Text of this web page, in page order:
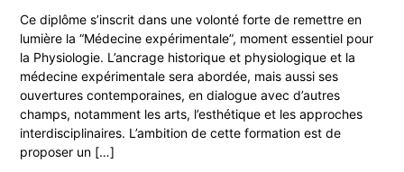
Ce diplôme s’inscrit dans une volonté forte de remettre en
lumière la “Médecine expérimentale”, moment essentiel pour
la Physiologie. L’ancrage historique et physiologique et la
médecine expérimentale sera abordée, mais aussi ses
ouvertures contemporaines, en dialogue avec d’autres
champs, notamment les arts, l’esthétique et les approches
interdisciplinaires. L’ambition de cette formation est de
proposer un […]